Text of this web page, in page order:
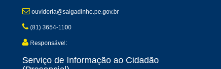
ouvidoria@salgadinho.pe.gov.br
(81) 3654-1100
Responsável:
Serviço de Informação ao Cidadão